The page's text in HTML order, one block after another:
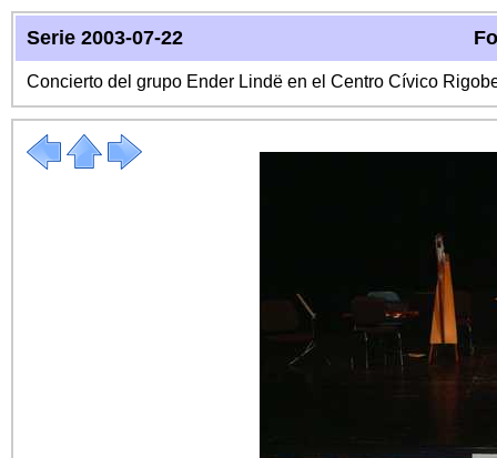
Serie 2003-07-22
Concierto del grupo Ender Lindë en el Centro Cívico